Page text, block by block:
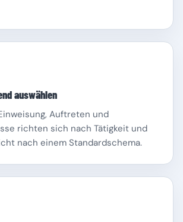
auswählen
Auftreten und
richten sich nach Tätigkeit und
nach einem Standardschema.